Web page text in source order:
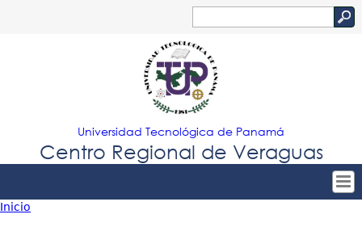
Jump to navigation
de
búsqueda
Universidad Tecnológica de Panamá
Centro Regional de Veraguas
Tropical
Inicio